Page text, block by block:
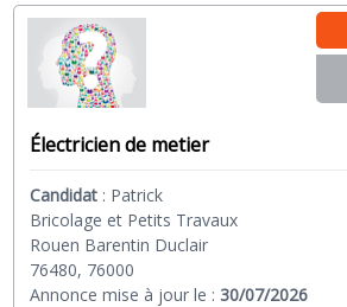
Électricien de metier
Candidat : Patrick
Bricolage et Petits Travaux
Rouen Barentin Duclair
76480, 76000
Annonce mise à jour le :30/07/2026